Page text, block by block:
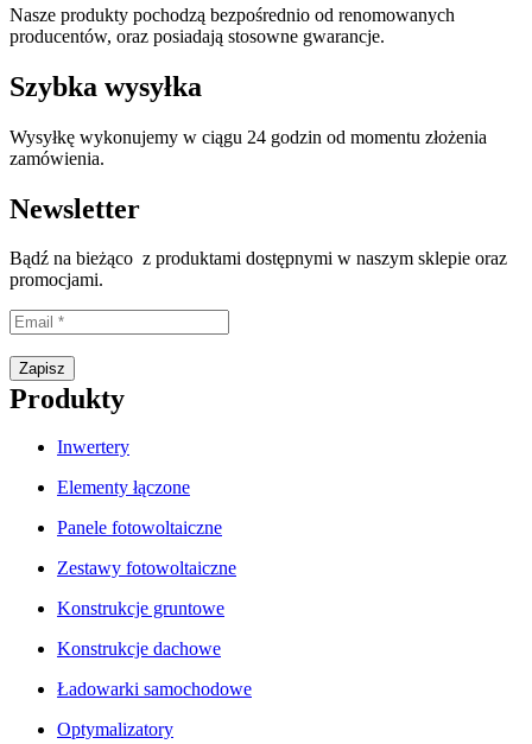
Nasze produkty pochodzą bezpośrednio od renomowanych
producentów, oraz posiadają stosowne gwarancje.
Szybka wysyłka
Wysyłkę wykonujemy w ciągu 24 godzin od momentu złożenia
zamówienia.
Newsletter
Bądź na bieżąco z produktami dostępnymi w naszym sklepie oraz
promocjami.
Zapisz
Produkty
Inwertery
Elementy łączone
Panele fotowoltaiczne
Zestawy fotowoltaiczne
Konstrukcje gruntowe
Konstrukcje dachowe
Ładowarki samochodowe
Optymalizatory